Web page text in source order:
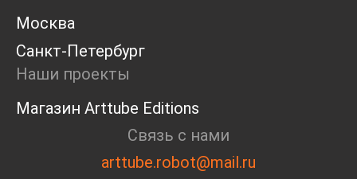
Москва
Санкт-Петербург
Наши проекты
Магазин Arttube Editions
Связь с нами
arttube.robot@mail.ru